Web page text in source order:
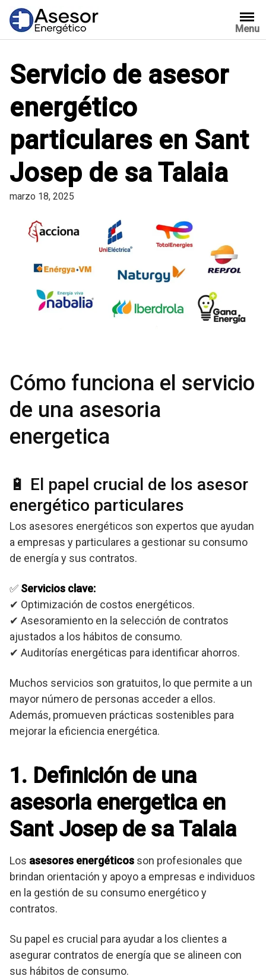
Saltar
contenido
Menu
Servicio de asesor
energético
particulares en Sant
Josep de sa Talaia
marzo 18, 2025
Cómo funciona el servicio
de una asesoria
energetica
🔋 El papel crucial de los asesor
energético particulares
Los asesores energéticos son expertos que ayudan
a empresas y particulares a gestionar su consumo
de energía y sus contratos.
✅ Servicios clave:
✔ Optimización de costos energéticos.
✔ Asesoramiento en la selección de contratos
ajustados a los hábitos de consumo.
✔ Auditorías energéticas para identificar ahorros.
Muchos servicios son gratuitos, lo que permite a un
mayor número de personas acceder a ellos.
Además, promueven prácticas sostenibles para
mejorar la eficiencia energética.
1. Definición de una
asesoria energetica en
Sant Josep de sa Talaia
Los asesores energéticos son profesionales que
brindan orientación y apoyo a empresas e individuos
en la gestión de su consumo energético y
contratos.
Su papel es crucial para ayudar a los clientes a
asegurar contratos de energía que se alineen con
sus hábitos de consumo.